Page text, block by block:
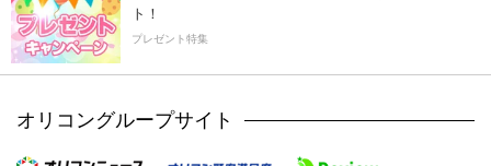
ト！
プレゼント特集
オリコングループサイト